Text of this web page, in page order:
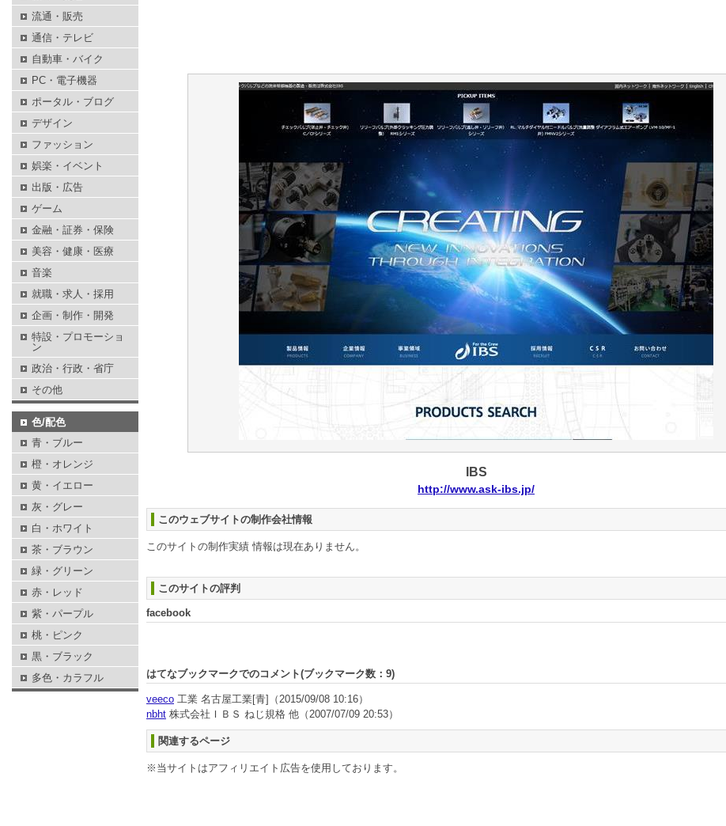
IBS
http://www.ask-ibs.jp/
このウェブサイトの制作会社情報
このサイトの制作実績 情報は現在ありません。
このサイトの評判
facebook
はてなブックマークでのコメント(ブックマーク数： 9)
veeco 工業 名古屋工業[青]
（2015/09/08 10:16）
nbht 株式会社ＩＢＳ ねじ規格 他 （2007/07/09 20:53）
関連するページ
※当サイトはアフィリエイト広告を使用しております。
流通・販売
通信・テレビ
自動車・バイク
PC・電子機器
ポータル・ブログ
デザイン
ファッション
娯楽・イベント
出版・広告
ゲーム
金融・証券・保険
美容・健康・医療
音楽
就職・求人・採用
企画・制作・開発
特設・プロモーショ
ン
政治・行政・省庁
その他
色/配色
青・ブルー
橙・オレンジ
黄・イエロー
灰・グレー
白・ホワイト
茶・ブラウン
緑・グリーン
赤・レッド
紫・パープル
桃・ピンク
黒・ブラック
多色・カラフル